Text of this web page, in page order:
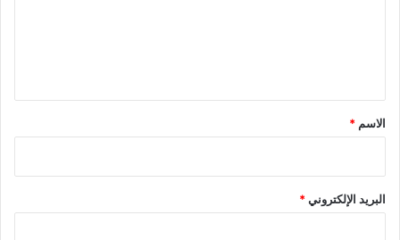
*
الاسم *
البريد الإلكتروني*